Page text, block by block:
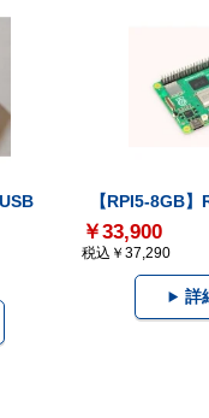
【RPI5-8GB
￥33,900
税込￥37,290
詳